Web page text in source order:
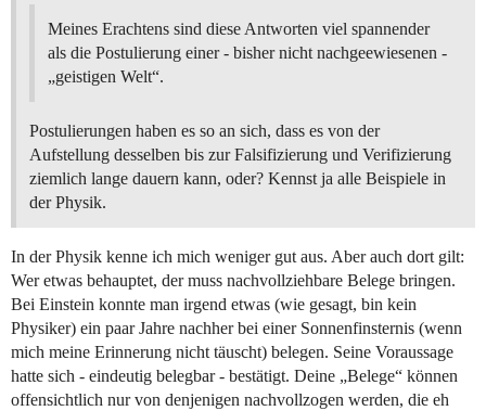
Meines Erachtens sind diese Antworten viel spannender
als die Postulierung einer - bisher nicht nachgeewiesenen -
„geistigen Welt“.
Postulierungen haben es so an sich, dass es von der
Aufstellung desselben bis zur Falsifizierung und Verifizierung
ziemlich lange dauern kann, oder? Kennst ja alle Beispiele in
der Physik.
In der Physik kenne ich mich weniger gut aus. Aber auch dort gilt:
Wer etwas behauptet, der muss nachvollziehbare Belege bringen.
Bei Einstein konnte man irgend etwas (wie gesagt, bin kein
Physiker) ein paar Jahre nachher bei einer Sonnenfinsternis (wenn
mich meine Erinnerung nicht täuscht) belegen. Seine Voraussage
hatte sich - eindeutig belegbar - bestätigt. Deine „Belege“ können
offensichtlich nur von denjenigen nachvollzogen werden, die eh